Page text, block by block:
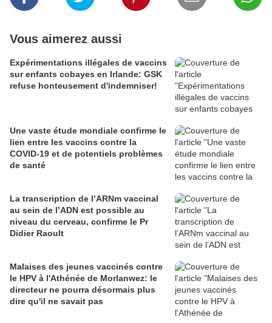
Vous aimerez aussi
Expérimentations illégales de vaccins
sur enfants cobayes en Irlande: GSK
refuse honteusement d'indemniser!
Une vaste étude mondiale confirme le
lien entre les vaccins contre la
COVID-19 et de potentiels problèmes
de santé
La transcription de l’ARNm vaccinal
au sein de l’ADN est possible au
niveau du cerveau, confirme le Pr
Didier Raoult
Malaises des jeunes vaccinés contre
le HPV à l'Athénée de Morlanwez: le
directeur ne pourra désormais plus
dire qu'il ne savait pas